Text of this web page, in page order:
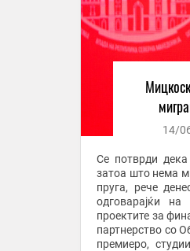
14/
Се потврди
затоа што нема
пруга, рече
одговарајќи
проектите за
партнерство со
премиеро,